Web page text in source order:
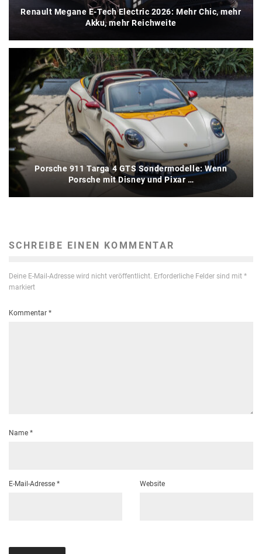
Renault Megane E-Tech Electric 2026: Mehr Chic, mehr
Akku, mehr Reichweite
Porsche 911 Targa 4 GTS Sondermodelle: Wenn
Porsche mit Disney und Pixar …
SCHREIBE EINEN KOMMENTAR
Deine E-Mail-Adresse wird nicht veröffentlicht. Erforderliche Felder sind mit *
markiert
Kommentar *
Name *
E-Mail-Adresse * Website